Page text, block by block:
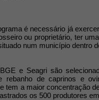
é necessário já
ou proprietário, ter
num município dentro
e Seagri são
rebanho de caprinos e
tem a maior concentração
os 500 produtores